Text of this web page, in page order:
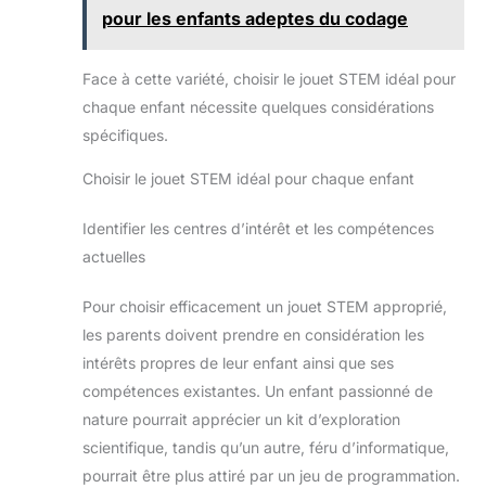
significative. [Cadeau
idéal pour les enfants]
plastique ABS sans BPA et
non toxique afin de
préserver la sécurité de
meilleur choix de cadeau
Noël/les activités de camp
d'été/les activités
de 6, 7, 8, 9 et 10 ans et
plus!
toxiques, sûrs pour jouer. Le tournevis et les manuels
pour les enfants adeptes du codage
Face à cette variété, choisir le jouet STEM idéal pour
chaque enfant nécessite quelques considérations
spécifiques.
Choisir le jouet STEM idéal pour chaque enfant
Identifier les centres d’intérêt et les compétences
actuelles
Pour choisir efficacement un jouet STEM approprié,
les parents doivent prendre en considération les
intérêts propres de leur enfant ainsi que ses
compétences existantes. Un enfant passionné de
nature pourrait apprécier un kit d’exploration
scientifique, tandis qu’un autre, féru d’informatique,
pourrait être plus attiré par un jeu de programmation.